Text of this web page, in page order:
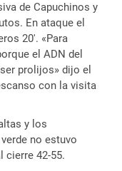
de Capuchinos y
En ataque el
20′. «Para
el ADN del
prolijos» dijo el
con la visita
y los
no estuvo
cierre 42-55.